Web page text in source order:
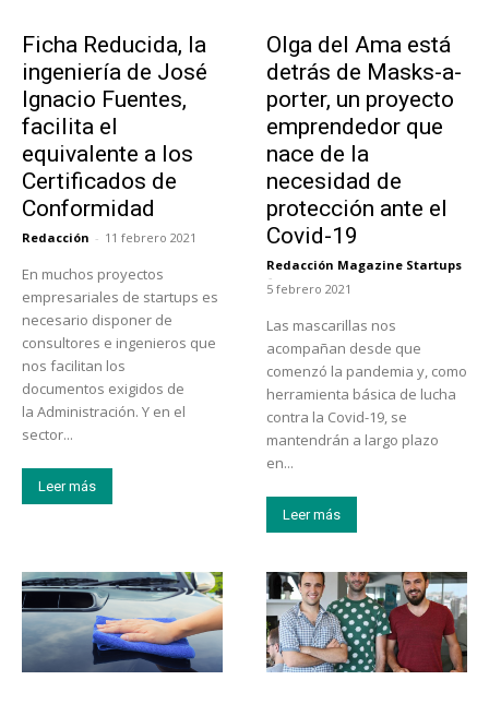
Ficha Reducida, la
ingeniería de José
Ignacio Fuentes,
facilita el
equivalente a los
Certificados de
Conformidad
Redacción - 11 febrero 2021
En muchos proyectos
empresariales de startups es
necesario disponer de
consultores e ingenieros que
nos facilitan los
documentos exigidos de
la Administración. Y en el
sector...
Leer más
Olga del Ama está
detrás de Masks-a-
porter, un proyecto
emprendedor que
nace de la
necesidad de
protección ante el
Covid-19
Redacción Magazine Startups
-
5 febrero 2021
Las mascarillas nos
acompañan desde que
comenzó la pandemia y, como
herramienta básica de lucha
contra la Covid-19, se
mantendrán a largo plazo
en...
Leer más